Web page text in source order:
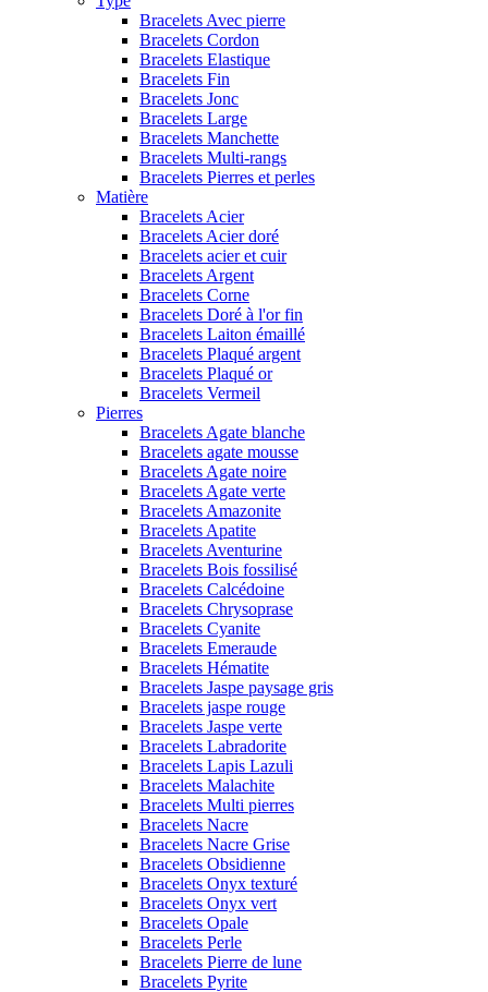
Bracelets Avec pierre
Bracelets Cordon
Bracelets Elastique
Bracelets Fin
Bracelets Jonc
Bracelets Large
Bracelets Manchette
Bracelets Multi-rangs
Bracelets Pierres et perles
Matière
Bracelets Acier
Bracelets Acier doré
Bracelets acier et cuir
Bracelets Argent
Bracelets Corne
Bracelets Doré à l'or fin
Bracelets Laiton émaillé
Bracelets Plaqué argent
Bracelets Plaqué or
Bracelets Vermeil
Pierres
Bracelets Agate blanche
Bracelets agate mousse
Bracelets Agate noire
Bracelets Agate verte
Bracelets Amazonite
Bracelets Apatite
Bracelets Aventurine
Bracelets Bois fossilisé
Bracelets Calcédoine
Bracelets Chrysoprase
Bracelets Cyanite
Bracelets Emeraude
Bracelets Hématite
Bracelets Jaspe paysage gris
Bracelets jaspe rouge
Bracelets Jaspe verte
Bracelets Labradorite
Bracelets Lapis Lazuli
Bracelets Malachite
Bracelets Multi pierres
Bracelets Nacre
Bracelets Nacre Grise
Bracelets Obsidienne
Bracelets Onyx texturé
Bracelets Onyx vert
Bracelets Opale
Bracelets Perle
Bracelets Pierre de lune
Bracelets Pyrite